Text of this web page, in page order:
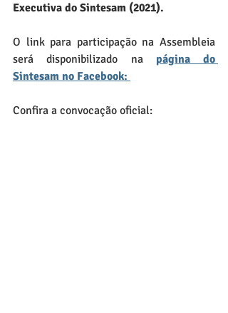
Executiva do Sintesam (2021).
O link para participação na Assembleia
será disponibilizado na página do
Sintesam no Facebook:
Confira a convocação oficial: